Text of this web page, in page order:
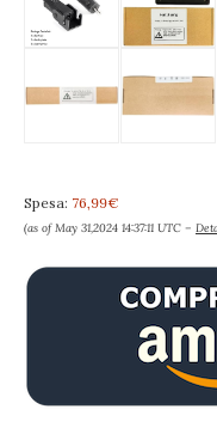
Spesa: 76,99€
(as of May 31,2024 14:37:11 UTC –